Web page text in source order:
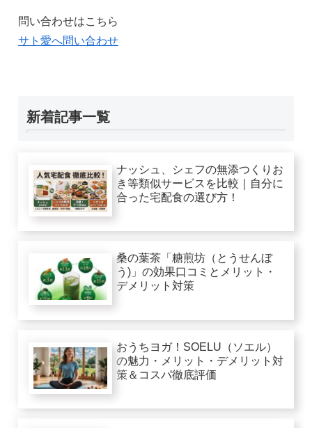
問い合わせはこちら
サト愛へ問い合わせ
新着記事一覧
ナッシュ、シェフの無添つくりお
き等類似サービスを比較｜自分に
合った宅配食の選び方！
桑の葉茶「糖煎坊（とうせんぼ
う)」の効果口コミとメリット・
デメリット対策
おうちヨガ！SOELU（ソエル）
の魅力・メリット・デメリット対
策＆コスパ徹底評価